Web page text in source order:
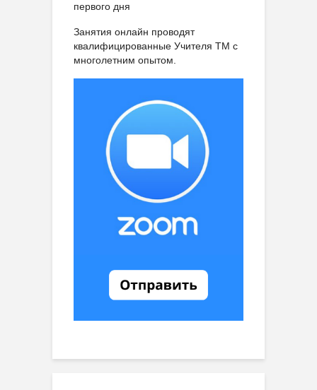
первого дня
Занятия онлайн проводят
квалифицированные Учителя ТМ с
многолетним опытом.